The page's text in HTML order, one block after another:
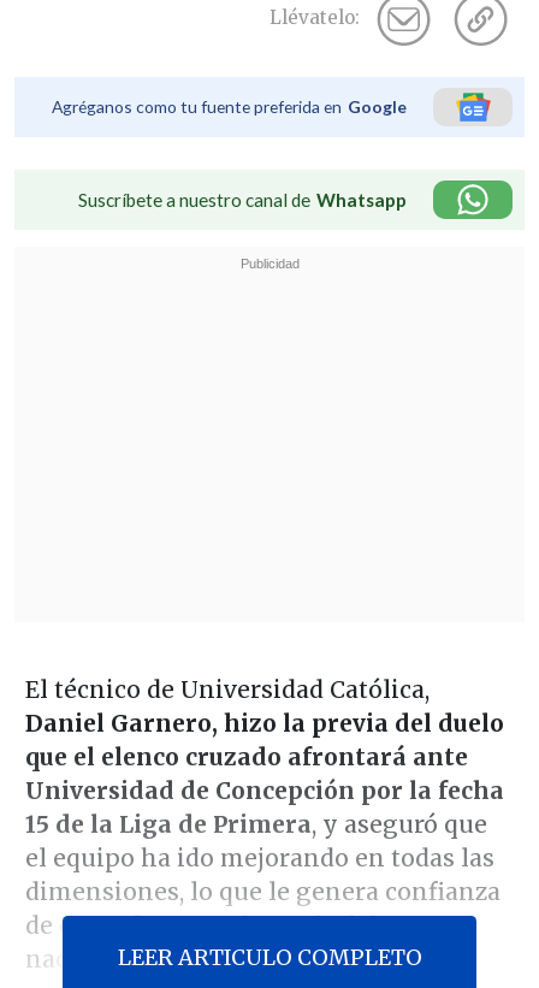
Llévatelo:
Agréganos como tu fuente preferida en Google
Suscríbete a nuestro canal de Whatsapp
El técnico de Universidad Católica,
Daniel Garnero, hizo la previa del duelo
que el elenco cruzado afrontará ante
Universidad de Concepción por la fecha
15 de la Liga de Primera, y aseguró que
el equipo ha ido mejorando en todas las
dimensiones, lo que le genera confianza
de cara a la segunda rueda del torneo
nacional.LEER ARTICULO COMPLETO